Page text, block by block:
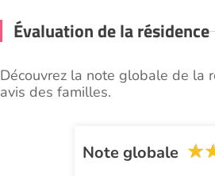
Évaluation de la résidence
Découvrez la note globale de la
avis des familles.
Note globale